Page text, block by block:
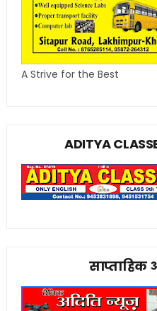
A Strive for the Best
ADITYA
साप्ताहिक